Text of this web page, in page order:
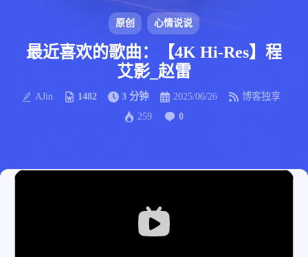
原创 心情说说
最近喜欢的歌曲：【4K Hi-Res】程
艾影_赵雷
AJin 1482 3 分钟 2025/06/26
博客独享
259
0